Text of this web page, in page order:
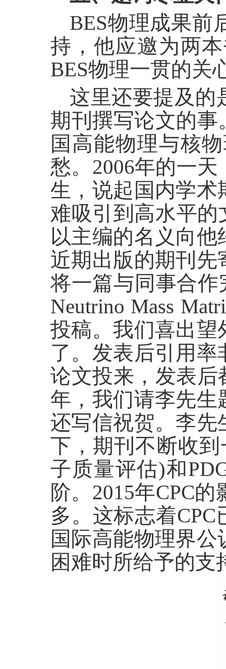
BES物理成果前
持，他应邀为两
BES物理一贯的关
这里还要提及的
期刊撰写论文的事
国高能物理与核
愁。2006年的一
生，说起国内学术
难吸引到高水平的
以主编的名义向
近期出版的期刊
将一篇与同事合作
Neutrino Mass
投稿。我们喜出望
了。发表后引用
论文投来，发表后
年，我们请李先生
还写信祝贺。李先
下，期刊不断收
子质量评估)和
阶。2015年CPC
多。这标志着
国际高能物理界
困难时所给予的支